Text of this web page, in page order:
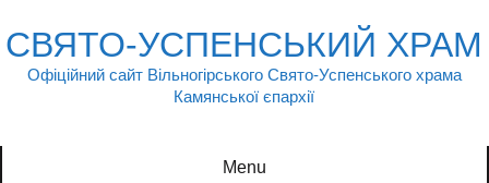
to
content
СВЯТО-УСПЕНСЬКИЙ ХРАМ
Офіційний сайт Вільногірського Свято-Успенського храма
Камянської єпархії
Menu